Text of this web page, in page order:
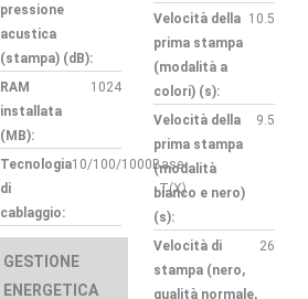
pressione
acustica
(stampa) (dB):
RAM
installata
(MB):
1024
Tecnologia
di
cablaggio:
10/100/1000Base-
T(X)
GESTIONE
ENERGETICA
Velocità della
prima stampa
(modalità a
colori) (s):
10.5
Velocità della
prima stampa
(modalità
bianco e nero)
(s):
9.5
Velocità di
stampa (nero,
qualità normale,
26